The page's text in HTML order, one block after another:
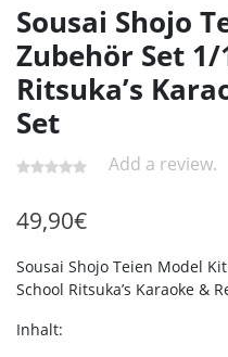
Sousai Shojo
Zubehör Set
Ritsuka’s
Set
Add a review.
49,90€
Sousai Shojo Teien Model
School Ritsuka’s Karaoke &
Inhalt: